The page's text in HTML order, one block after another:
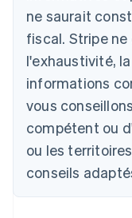
ne saurait
fiscal. Stripe
l'exhaustivité,
informations
vous
compétent ou
ou les
conseils
Autriche
Deutsch English
Belgique
Nederlands
Brésil
Bulgarie
English
Canada
English Français
Chine